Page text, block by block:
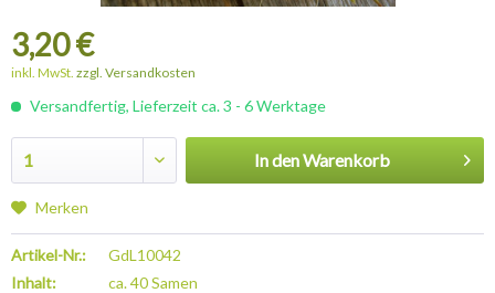
3,20 €
inkl. MwSt. zzgl. Versandkosten
Versandfertig, Lieferzeit ca. 3 - 6 Werktage
In denWarenkorb
Merken
Artikel-Nr.:
GdL10042
Inhalt:
ca. 40 Samen